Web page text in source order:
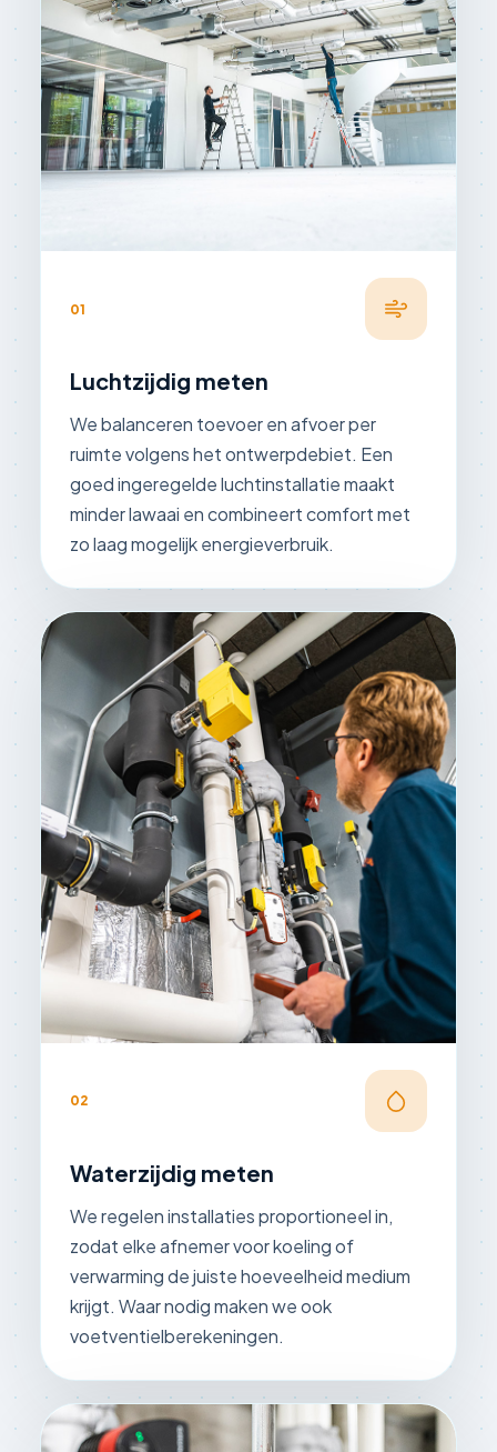
01
Luchtzijdig meten
We balanceren toevoer en afvoer per
ruimte volgens het ontwerpdebiet. Een
goed ingeregelde luchtinstallatie maakt
minder lawaai en combineert comfort met
zo laag mogelijk energieverbruik.
02
Waterzijdig meten
We regelen installaties proportioneel in,
zodat elke afnemer voor koeling of
verwarming de juiste hoeveelheid medium
krijgt. Waar nodig maken we ook
voetventielberekeningen.